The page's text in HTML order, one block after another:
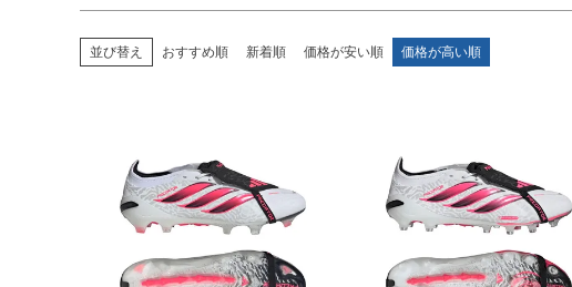
2024シーズン
adidas選手着用商品
adidas Matsumoto Yamaga Collection
松本山雅FC商品SALEコーナー
ランニングシューズ
サンダル|カジュアルシューズ
Jr サッカースパイク
Jr トレーニングシューズ (TURF)
Jr フットサルシューズ (INDOOR)
並び替え おすすめ順 新着順 価格が安い順 価格が高い順